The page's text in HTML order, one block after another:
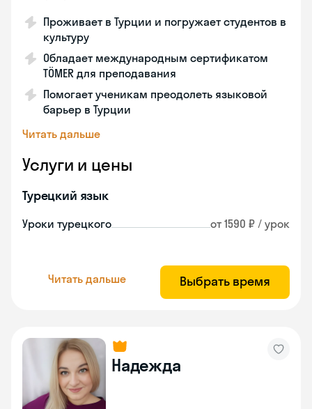
Проживает в Турции и погружает студентов в
культуру
Обладает международным сертификатом
TÖMER для преподавания
Помогает ученикам преодолеть языковой
барьер в Турции
Читать дальше
Услуги и цены
Турецкий язык
Уроки турецкого от 1590 ₽ / урок
Читать дальше Выбрать время
Надежда